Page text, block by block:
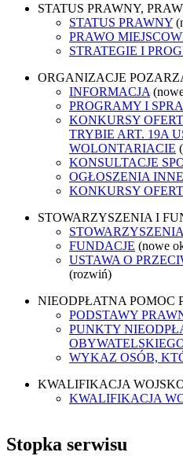
STATUS PRAWNY,
STATUS PRAWNY
PRAWO
STRATEGIE I
ORGANIZACJE
INFORMACJA
PROGRAMY I
KONKURSY
TRYBIE ART. 19A
WOLONTARIACIE
KONSULTACJE
OGŁOSZENIA INNE
KONKURSY
STOWARZYSZENIA I
STOWARZYSZENIA
FUNDACJE (nowe
USTAWA O
(rozwiń)
NIEODPŁATNA POMOC
PODSTAWY
PUNKTY
WYKAZ OSÓB,
KWALIFIKACJA
KWALIFIKACJA
Stopka serwisu